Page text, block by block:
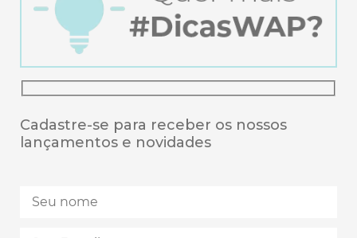
Cadastre-se para receber os nossos
lançamentos e novidades